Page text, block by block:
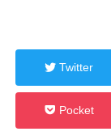
Twitter
Pocket